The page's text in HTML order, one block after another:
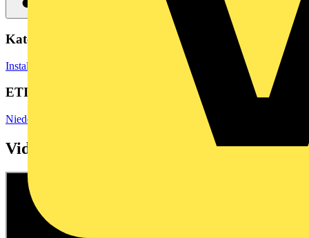
Kategorien
Installationsmaterial & Zubehör Steckdosen & SchalterLichtschalter
ETIM Group
Niederspannungsschaltgeräte
Videos